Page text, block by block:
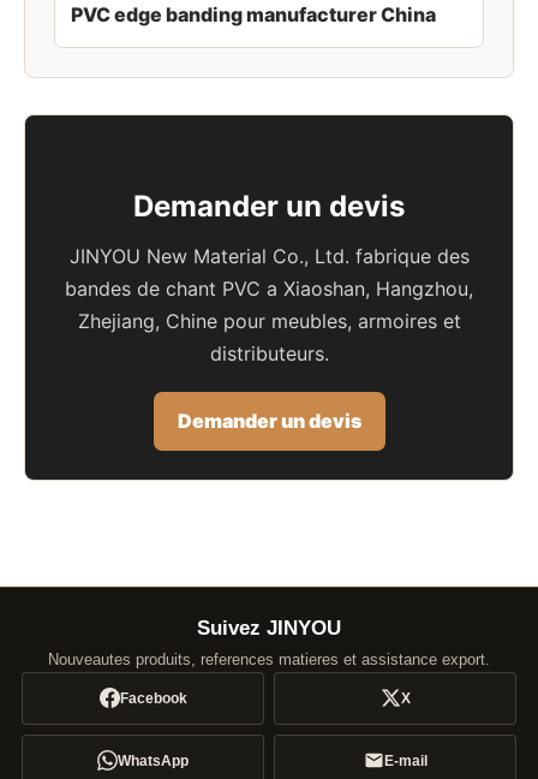
PVC edge banding manufacturer China
Demander un devis
JINYOU New Material Co., Ltd. fabrique des
bandes de chant PVC a Xiaoshan, Hangzhou,
Zhejiang, Chine pour meubles, armoires et
distributeurs.
Demander un devis
Suivez JINYOU
Nouveautes produits, references matieres et assistance export.
Facebook X
WhatsApp E-mail